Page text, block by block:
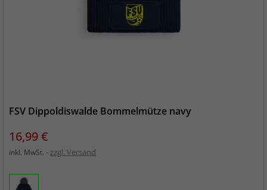
FSV Dippoldiswalde Bommelmütze navy
Preis
16,99 €
inkl. MwSt. zzgl. Versand